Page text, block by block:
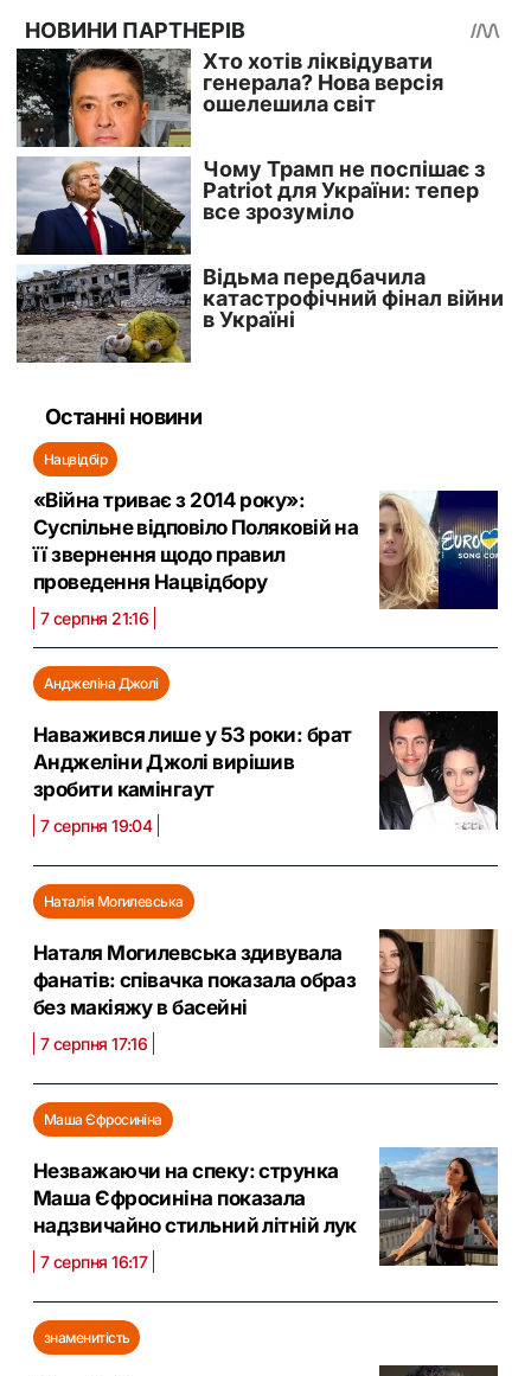
Останні новини
Нацвідбір
«Війна триває з 2014 року»:
Суспільне відповіло Поляковій на
її звернення щодо правил
проведення Нацвідбору
7 серпня 21:16
Анджеліна Джолі
Наважився лише у 53 роки: брат
Анджеліни Джолі вирішив
зробити камінгаут
7 серпня 19:04
Наталія Могилевська
Наталя Могилевська здивувала
фанатів: співачка показала образ
без макіяжу в басейні
7 серпня 17:16
Маша Єфросиніна
Незважаючи на спеку: струнка
Маша Єфросиніна показала
надзвичайно стильний літній лук
7 серпня 16:17
знаменитість